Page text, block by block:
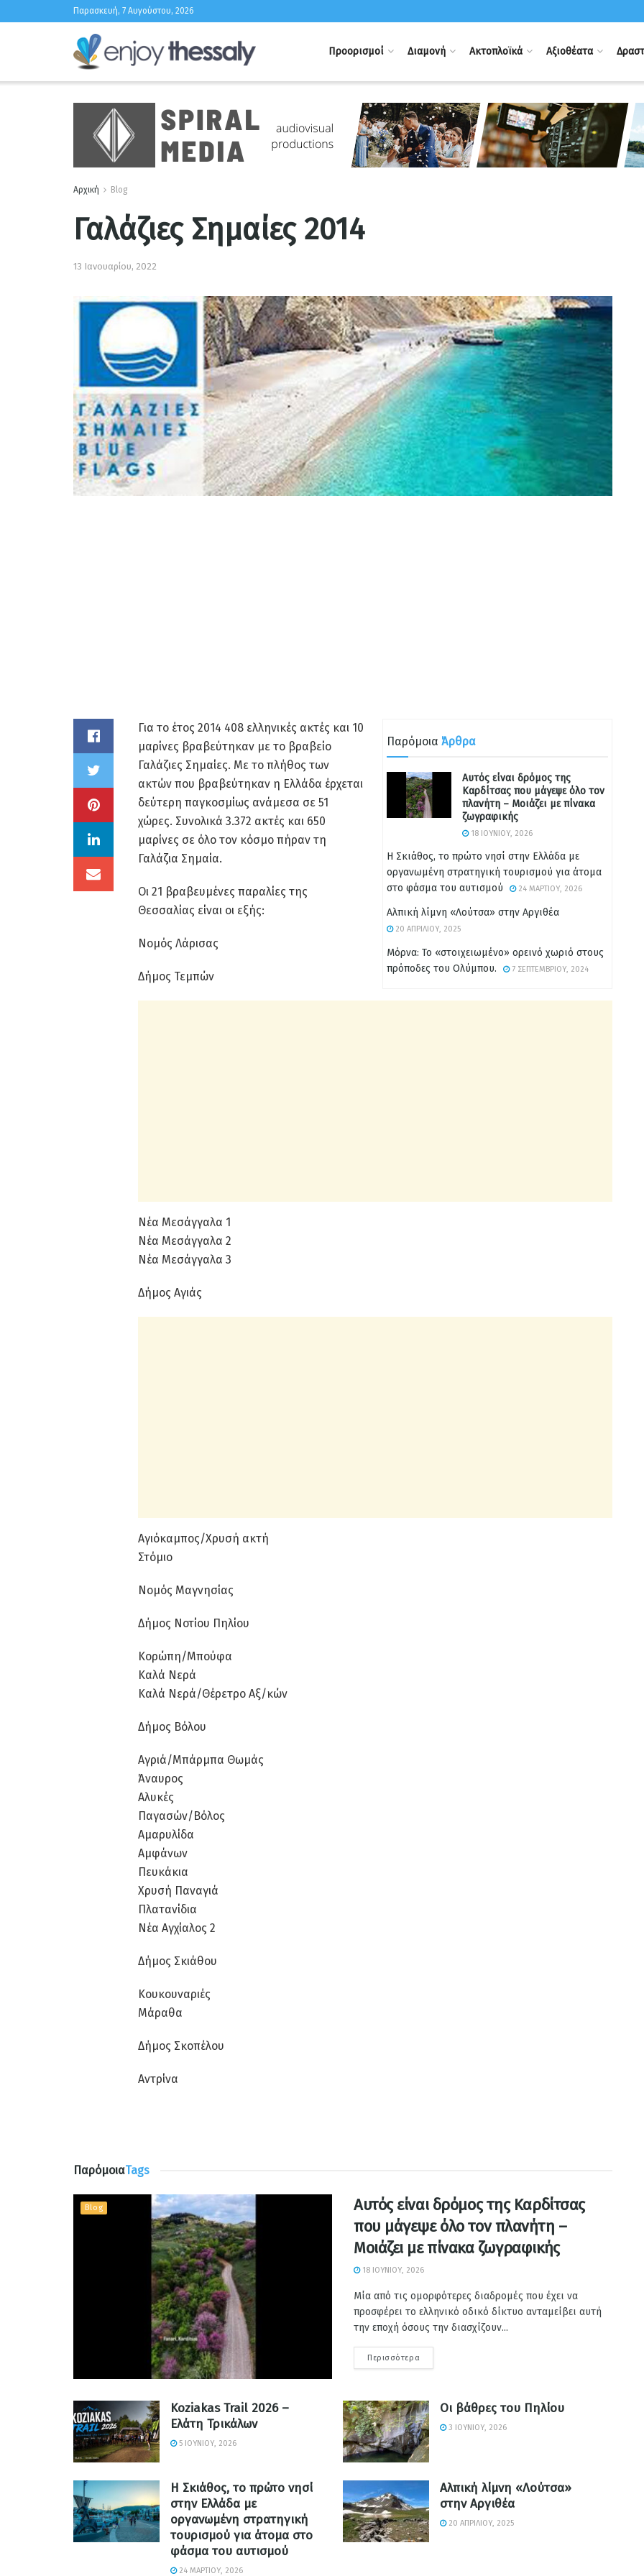
Παρασκευή, 7 Αυγούστου, 2026
Προορισμοί Διαμονή Ακτοπλοϊκά Αξιοθέατα
Αρχική Blog
Γαλάζιες Σημαίες 2014
13 Ιανουαρίου, 2022
Παρόμοια Άρθρα
Αυτός είναι δρόμος της
Καρδίτσας που μάγεψε όλο τον
πλανήτη – Μοιάζει με πίνακα
ζωγραφικής
18 ΙΟΥΝΊΟΥ, 2026
Η Σκιάθος, το πρώτο νησί στην Ελλάδα με
οργανωμένη στρατηγική τουρισμού για άτομα
στο φάσμα του αυτισμού
24 ΜΑΡΤΊΟΥ, 2026
Αλπική λίμνη «Λούτσα» στην Αργιθέα
20 ΑΠΡΙΛΊΟΥ, 2025
Μόρνα: Το «στοιχειωμένο» ορεινό χωριό στους
πρόποδες του Ολύμπου.
7 ΣΕΠΤΕΜΒΡΊΟΥ, 2024
Για το έτος 2014 408 ελληνικές ακτές και 10
μαρίνες βραβεύτηκαν με το βραβείο
Γαλάζιες Σημαίες. Με το πλήθος των
ακτών που βραβεύτηκαν η Ελλάδα έρχεται
δεύτερη παγκοσμίως ανάμεσα σε 51
χώρες. Συνολικά 3.372 ακτές και 650
μαρίνες σε όλο τον κόσμο πήραν τη
Γαλάζια Σημαία.
Οι 21 βραβευμένες παραλίες της
Θεσσαλίας είναι οι εξής:
Νομός Λάρισας
Δήμος Τεμπών
Νέα Μεσάγγαλα 1
Νέα Μεσάγγαλα 2
Νέα Μεσάγγαλα 3
Δήμος Αγιάς
Αγιόκαμπος/Χρυσή ακτή
Στόμιο
Νομός Μαγνησίας
Δήμος Νοτίου Πηλίου
Κορώπη/Μπούφα
Καλά Νερά
Καλά Νερά/Θέρετρο Αξ/κών
Δήμος Βόλου
Αγριά/Μπάρμπα Θωμάς
Άναυρος
Αλυκές
Παγασών/Βόλος
Αμαρυλίδα
Αμφάνων
Πευκάκια
Χρυσή Παναγιά
Πλατανίδια
Νέα Αγχίαλος 2
Δήμος Σκιάθου
Κουκουναριές
Μάραθα
Δήμος Σκοπέλου
Αντρίνα
ΠαρόμοιαTags
Blog
Αυτός είναι δρόμος της Καρδίτσας
που μάγεψε όλο τον πλανήτη –
Μοιάζει με πίνακα ζωγραφικής
18 ΙΟΥΝΊΟΥ, 2026
Μία από τις ομορφότερες διαδρομές που έχει να
προσφέρει το ελληνικό οδικό δίκτυο ανταμείβει αυτή
την εποχή όσους την διασχίζουν...
Περισσότερα
Koziakas Trail 2026 –
Ελάτη Τρικάλων
5 ΙΟΥΝΊΟΥ, 2026
Οι βάθρες του Πηλίου
3 ΙΟΥΝΊΟΥ, 2026
Η Σκιάθος, το πρώτο νησί
στην Ελλάδα με
οργανωμένη στρατηγική
τουρισμού για άτομα στο
φάσμα του αυτισμού
24 ΜΑΡΤΊΟΥ, 2026
Αλπική λίμνη «Λούτσα»
στην Αργιθέα
20 ΑΠΡΙΛΊΟΥ, 2025